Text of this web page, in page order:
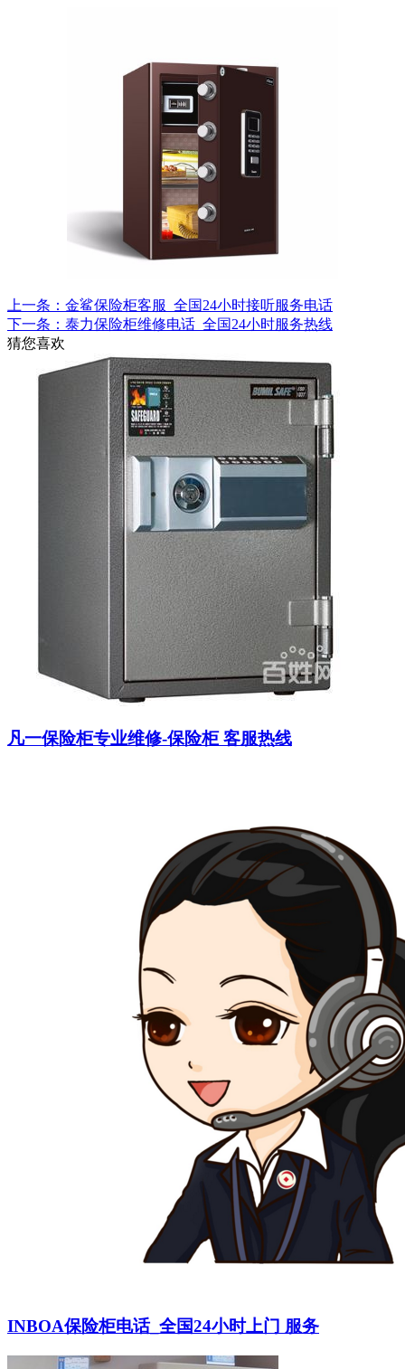
上一条：金鲨保险柜客服_全国24小时接听服务电话
下一条：泰力保险柜维修电话_全国24小时服务热线
猜您喜欢
凡一保险柜专业维修-保险柜 客服热线
INBOA保险柜电话_全国24小时上门 服务